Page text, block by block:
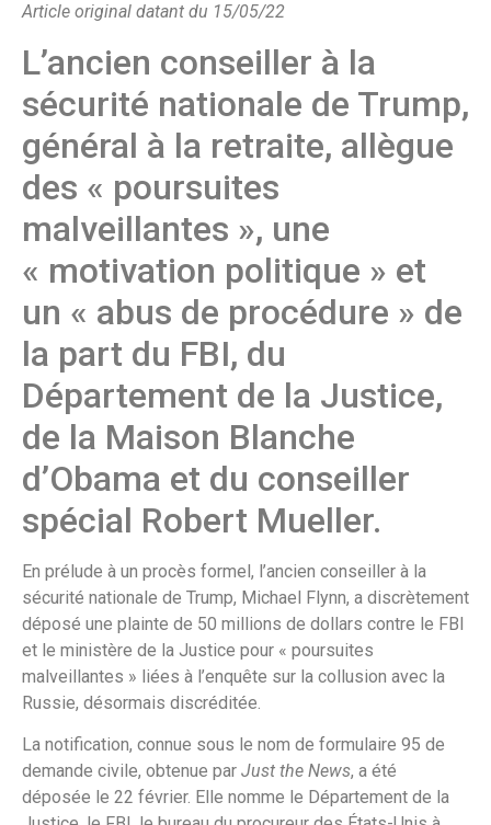
Article original datant du 15/05/22
L’ancien conseiller à la
sécurité nationale de Trump,
général à la retraite, allègue
des « poursuites
malveillantes », une
« motivation politique » et
un « abus de procédure » de
la part du FBI, du
Département de la Justice,
de la Maison Blanche
d’Obama et du conseiller
spécial Robert Mueller.
En prélude à un procès formel, l’ancien conseiller à la
sécurité nationale de Trump, Michael Flynn, a discrètement
déposé une plainte de 50 millions de dollars contre le FBI
et le ministère de la Justice pour « poursuites
malveillantes » liées à l’enquête sur la collusion avec la
Russie, désormais discréditée.
La notification, connue sous le nom de formulaire 95 de
demande civile, obtenue par Just the News, a été
déposée le 22 février. Elle nomme le Département de la